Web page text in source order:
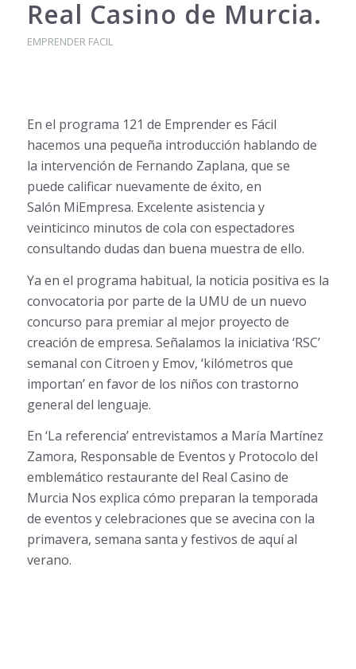
Real Casino de Murcia.
EMPRENDER FACIL
En el programa 121 de Emprender es Fácil
hacemos una pequeña introducción hablando de
la intervención de Fernando Zaplana, que se
puede calificar nuevamente de éxito, en
Salón MiEmpresa. Excelente asistencia y
veinticinco minutos de cola con espectadores
consultando dudas dan buena muestra de ello.
Ya en el programa habitual, la noticia positiva es la
convocatoria por parte de la UMU de un nuevo
concurso para premiar al mejor proyecto de
creación de empresa. Señalamos la iniciativa ‘RSC’
semanal con Citroen y Emov, ‘kilómetros que
importan’ en favor de los niños con trastorno
general del lenguaje.
En ‘La referencia’ entrevistamos a María Martínez
Zamora, Responsable de Eventos y Protocolo del
emblemático restaurante del Real Casino de
Murcia Nos explica cómo preparan la temporada
de eventos y celebraciones que se avecina con la
primavera, semana santa y festivos de aquí al
verano.